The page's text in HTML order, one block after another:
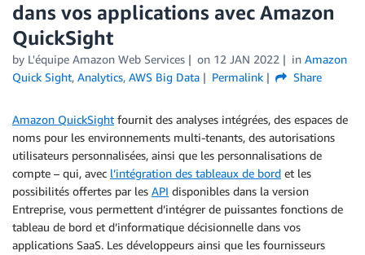
dans vos applications avec Amazon
QuickSight
by L'équipe Amazon Web Services on 12 JAN 2022 in Amazon
Quick Sight, Analytics, AWS Big Data Permalink Share
Amazon QuickSight fournit des analyses intégrées, des espaces de
noms pour les environnements multi-tenants, des autorisations
utilisateurs personnalisées, ainsi que les personnalisations de
compte – qui, avec l’intégration des tableaux de bord et les
possibilités offertes par les API disponibles dans la version
Entreprise, vous permettent d’intégrer de puissantes fonctions de
tableau de bord et d’informatique décisionnelle dans vos
applications SaaS. Les développeurs ainsi que les fournisseurs